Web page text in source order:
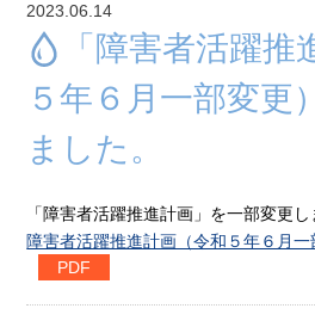
2023.06.14
「障害者活躍推
５年６月一部変更
ました。
「障害者活躍推進計画」を一部変更
障害者活躍推進計画（令和５年６月一